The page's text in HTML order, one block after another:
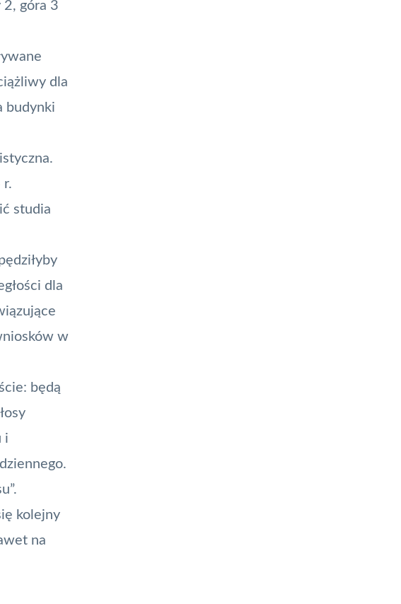
2, góra 3
dla
budynki
.
r.
studia
dla
w
będą
i
.
kolejny
na